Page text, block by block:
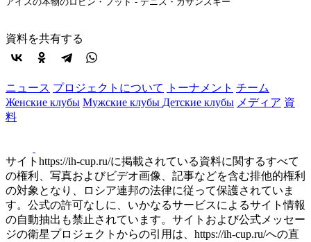
資料を共有する
ニュース プロジェクトについて トーナメント チーム
Женские клубы Мужские клубы Детские клубы メディア 資
料
サイトhttps://ih-cup.ru/に掲載されている資料に関するすべて
の権利、写真およびビデオ画像、記事などを含む排他的権利
の対象となり、ロシア連邦の法律に従って保護されていま
す。公式の許可なしに、いかなるサービスによるサイト情報
の自動抽出も禁止されています。サイトおよび公式メッセー
ジの衛星プロジェクトからの引用は、https://ih-cup.ru/への直